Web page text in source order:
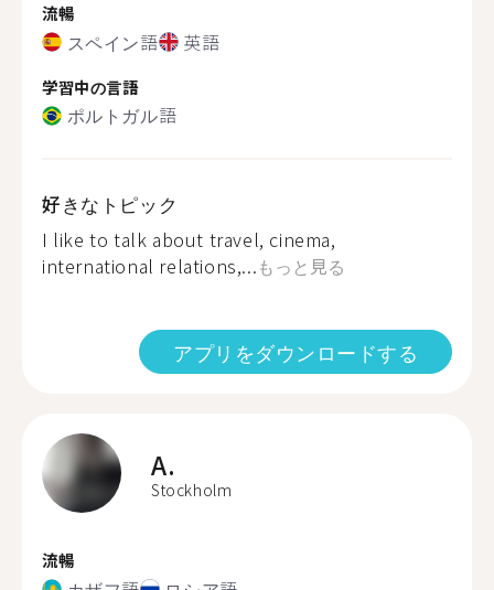
流暢
スペイン語 英語
学習中の言語
ポルトガル語
好きなトピック
I like to talk about travel, cinema,
international relations,...もっと見る
アプリをダウンロードする
A.
Stockholm
流暢